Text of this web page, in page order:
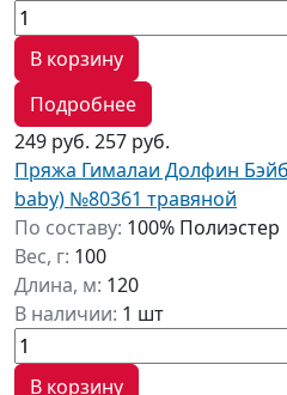
В корзину
Подробнее
249 руб. 257 руб.
Пряжа Гималаи Долфин
baby) №80361 травяной
По составу: 100% Полиэстер
Вес, г: 100
Длина, м: 120
В наличии: 1 шт
В корзину